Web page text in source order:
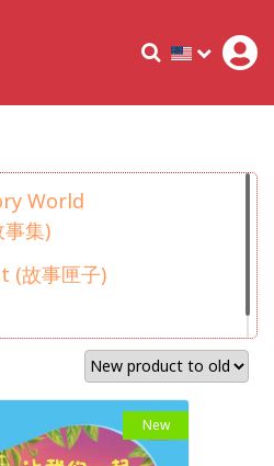
World
集)
(故事匣子)
New